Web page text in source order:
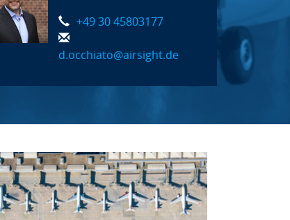
+49 30 45803177
d.occhiato@airsight.de